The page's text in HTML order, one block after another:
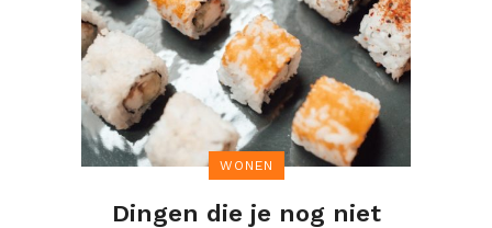
WONEN
Dingen die je nog niet